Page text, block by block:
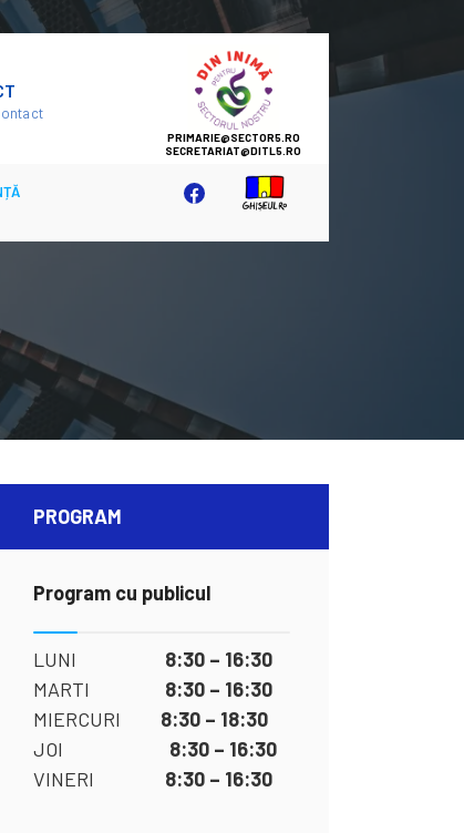
SECTOR
5
PROGRAM
Program cu publicul
LUNI 8:30 – 16:30
MARTI 8:30 – 16:30
MIERCURI 8:30 – 18:30
JOI 8:30 – 16:30
VINERI 8:30 – 16:30